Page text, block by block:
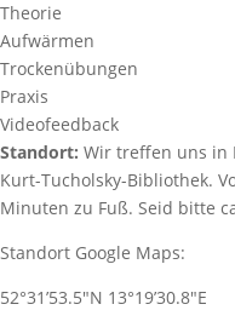
Theorie
Aufwärmen
Trockenübungen
Praxis
Videofeedback
Standort: Wir treffen uns in
Kurt-Tucholsky-Bibliothek.
Minuten zu Fuß. Seid bitte
Standort Google Maps:
52°31’53.5″N 13°19’30.8″E